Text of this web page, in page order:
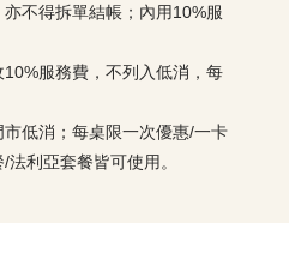
不得拆單結帳；內用10%服
服務費，不列入低消，每
低消；每桌限一次優惠/一卡
利亞套餐皆可使用。